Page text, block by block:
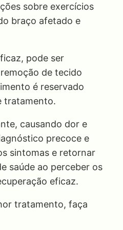
sobre exercícios
braço afetado e
pode ser
de tecido
é reservado
tratamento.
causando dor e
precoce e
sintomas e retornar
saúde ao perceber os
eficaz.
tratamento, faça